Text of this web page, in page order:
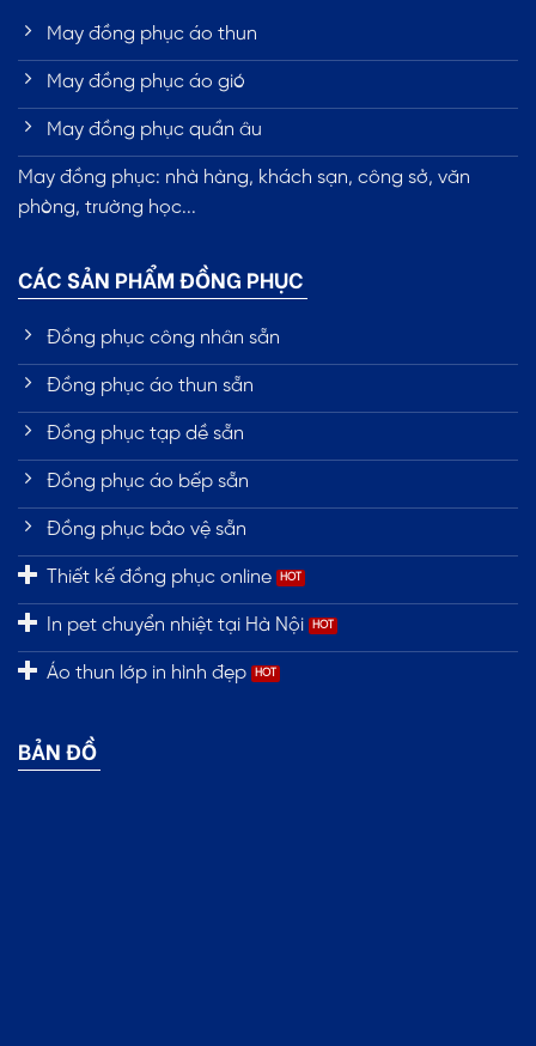
May đồng phục áo thun
May đồng phục áo gió
May đồng phục quần âu
May đồng phục: nhà hàng, khách sạn, công sở, văn
phòng, trường học...
CÁC SẢN PHẨM ĐỒNG PHỤC
Đồng phục công nhân sẵn
Đồng phục áo thun sẵn
Đồng phục tạp dề sẵn
Đồng phục áo bếp sẵn
Đồng phục bảo vệ sẵn
Thiết kế đồng phục online
In pet chuyển nhiệt tại Hà Nội
Áo thun lớp in hình đẹp
BẢN ĐỒ